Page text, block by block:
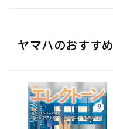
ヤマハのおすすめ